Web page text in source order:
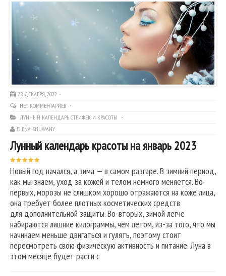
28 ДЕКАБРЯ, 2022
НЕТ КОММЕНТАРИЕВ
ЛУННЫЙ КАЛЕНДАРЬ СТРИЖЕК И КРАСОТЫ
ELENA SHUWANY
Лунный календарь красоты на январь 2023
Новый год начался, а зима — в самом разгаре. В зимний период,
как мы знаем, уход за кожей и телом немного меняется. Во-
первых, морозы не слишком хорошо отражаются на коже лица,
она требует более плотных косметических средств
для дополнительной защиты. Во-вторых, зимой легче
набираются лишние килограммы, чем летом, из-за того, что мы
начинаем меньше двигаться и гулять, поэтому стоит
пересмотреть свою физическую активность и питание. Луна в
этом месяце будет расти с